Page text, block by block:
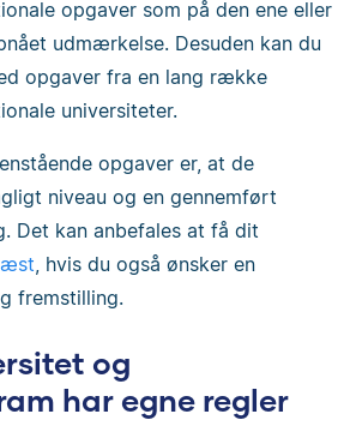
opgaver som på den ene eller
udmærkelse. Desuden kan du
opgaver fra en lang række
universiteter.
opgaver er, at de
niveau og en gennemført
Det kan anbefales at få dit
, hvis du også ønsker en
fremstilling.
og
har egne regler